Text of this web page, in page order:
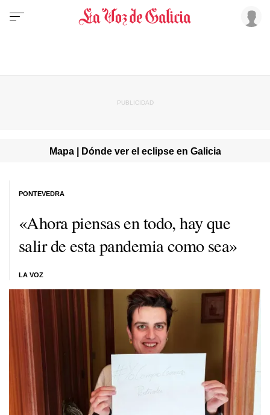
Mapa | Dónde ver el eclipse en Galicia
«Ahora piensas en todo, hay que
salir de esta pandemia como sea»
LA VOZ
PONTEVEDRA